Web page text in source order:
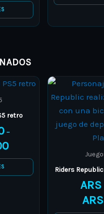
retro
–
Price
ARS 18.000,00
ARS 25.000,00
Riders
ARS
ARS